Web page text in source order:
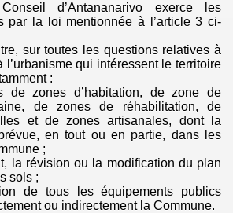
d’Antananarivo exerce les
par la loi mentionnée à l’article 3 ci-
sur toutes les questions relatives à
l’urbanisme qui intéressent le territoire
:
de zones d’habitation, de zone de
de zones de réhabilitation, de
et de zones artisanales, dont la
en tout ou en partie, dans les
;
la révision ou la modification du plan
sols ;
de tous les équipements publics
ou indirectement la Commune.